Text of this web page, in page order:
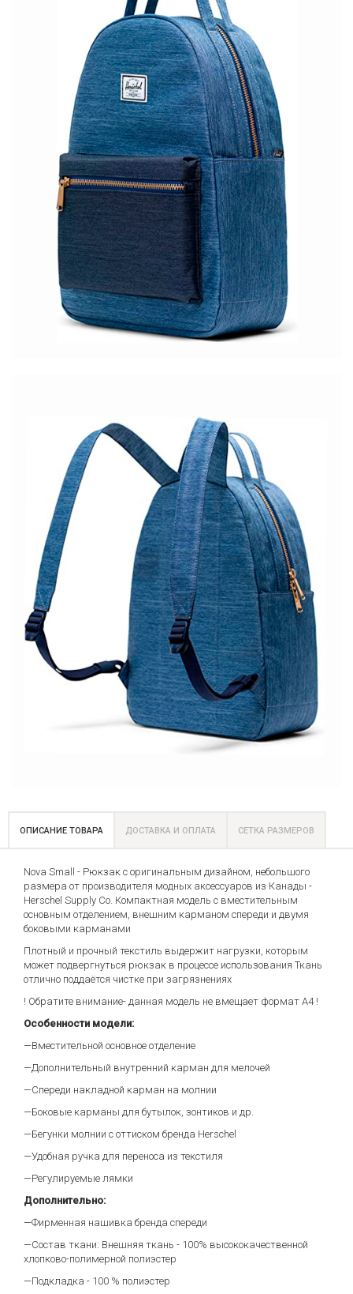
ОПИСАНИЕ ТОВАРА ДОСТАВКА И ОПЛАТА СЕТКА РАЗМЕРОВ
Nova Small - Рюкзак с оригинальным дизайном, небольшого
размера от производителя модных аксессуаров из Канады -
Herschel Supply Co. Компактная модель с вместительным
основным отделением, внешним карманом спереди и двумя
боковыми карманами
Плотный и прочный текстиль выдержит нагрузки, которым
может подвергнуться рюкзак в процессе использования Ткань
отлично поддаётся чистке при загрязнениях
! Обратите внимание- данная модель не вмещает формат А4 !
Особенности модели:
—Вместительной основное отделение
—Дополнительный внутренний карман для мелочей
—Спереди накладной карман на молнии
—Боковые карманы для бутылок, зонтиков и др.
—Бегунки молнии с оттиском бренда Herschel
—Удобная ручка для переноса из текстиля
—Регулируемые лямки
Дополнительно:
—Фирменная нашивка бренда спереди
—Состав ткани: Внешняя ткань - 100% высококачественной
хлопково-полимерной полиэстер
—Подкладка - 100 % полиэстер